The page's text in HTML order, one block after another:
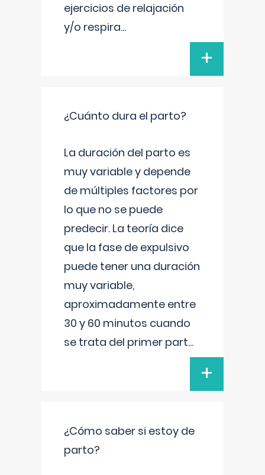
ejercicios de relajación
y/o respira...
+
¿Cuánto dura el parto?
La duración del parto es
muy variable y depende
de múltiples factores por
lo que no se puede
predecir. La teoría dice
que la fase de expulsivo
puede tener una duración
muy variable,
aproximadamente entre
30 y 60 minutos cuando
se trata del primer part...
+
¿Cómo saber si estoy de
parto?